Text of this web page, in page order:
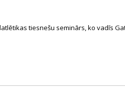
tiesnešu seminārs, ko vadīs